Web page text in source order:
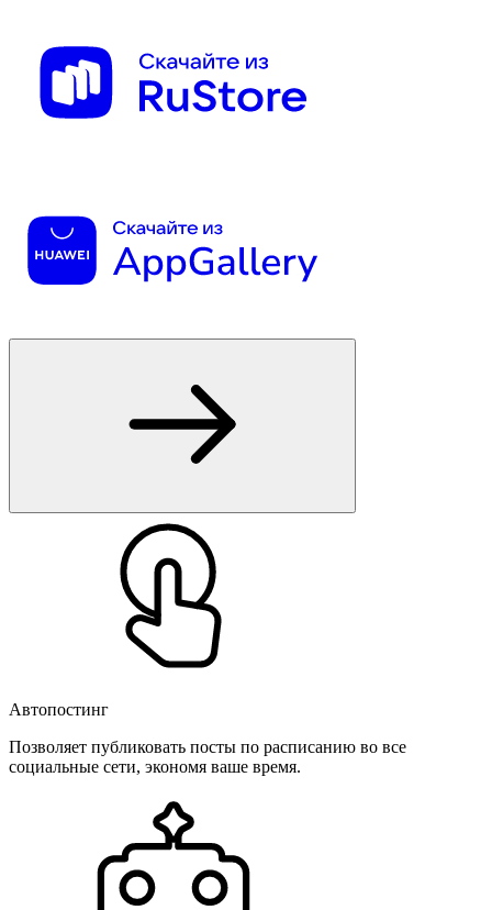
Автопостинг
Позволяет публиковать посты по расписанию во все
социальные сети, экономя ваше время.